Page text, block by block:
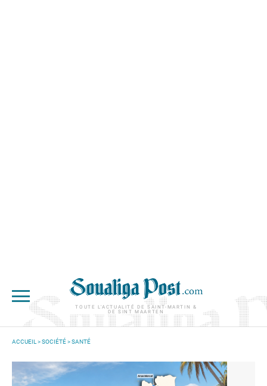
TOUTE L'ACTUALITÉ DE SAINT-MARTIN &
DE SINT MAARTEN
ACCUEIL >SOCIÉTÉ>SANTÉ